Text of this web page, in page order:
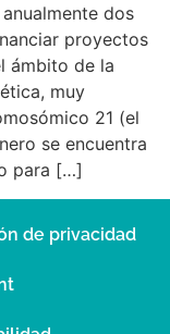
dos
proyectos
ámbito de la
muy
21 (el
se encuentra
para […]
de privacidad